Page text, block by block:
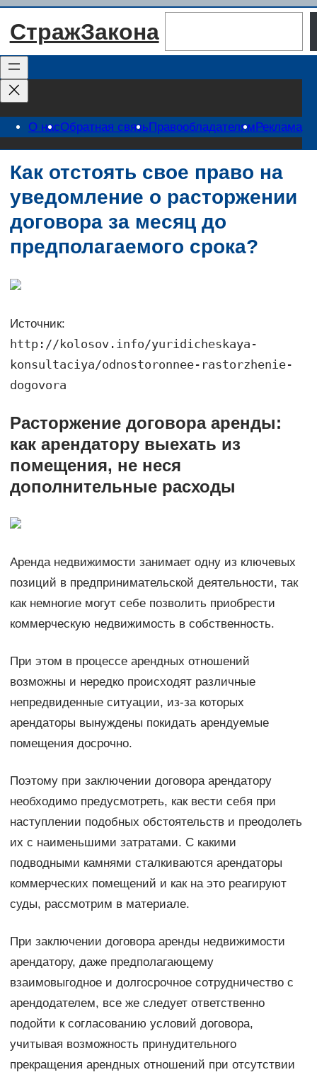
Перейти
СтражЗакона
О насОбратная связьПравообладателямРеклама
Как отстоять свое право на
уведомление о расторжении
договора за месяц до
предполагаемого срока?
Источник:
http://kolosov.info/yuridicheskaya-
konsultaciya/odnostoronnee-rastorzhenie-
dogovora
Расторжение договора аренды:
как арендатору выехать из
помещения, не неся
дополнительные расходы
Аренда недвижимости занимает одну из ключевых
позиций в предпринимательской деятельности, так
как немногие могут себе позволить приобрести
коммерческую недвижимость в собственность.
При этом в процессе арендных отношений
возможны и нередко происходят различные
непредвиденные ситуации, из-за которых
арендаторы вынуждены покидать арендуемые
помещения досрочно.
Поэтому при заключении договора арендатору
необходимо предусмотреть, как вести себя при
наступлении подобных обстоятельств и преодолеть
их с наименьшими затратами. С какими
подводными камнями сталкиваются арендаторы
коммерческих помещений и как на это реагируют
суды, рассмотрим в материале.
При заключении договора аренды недвижимости
арендатору, даже предполагающему
взаимовыгодное и долгосрочное сотрудничество с
арендодателем, все же следует ответственно
подойти к согласованию условий договора,
учитывая возможность принудительного
прекращения арендных отношений при отсутствии